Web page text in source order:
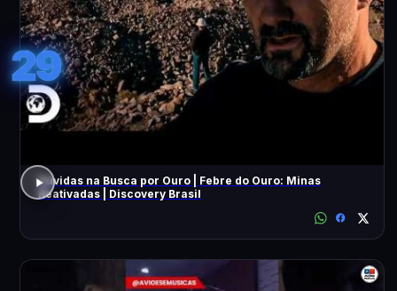
29
Dúvidas na Busca por Ouro | Febre do Ouro: Minas
Reativadas | Discovery Brasil